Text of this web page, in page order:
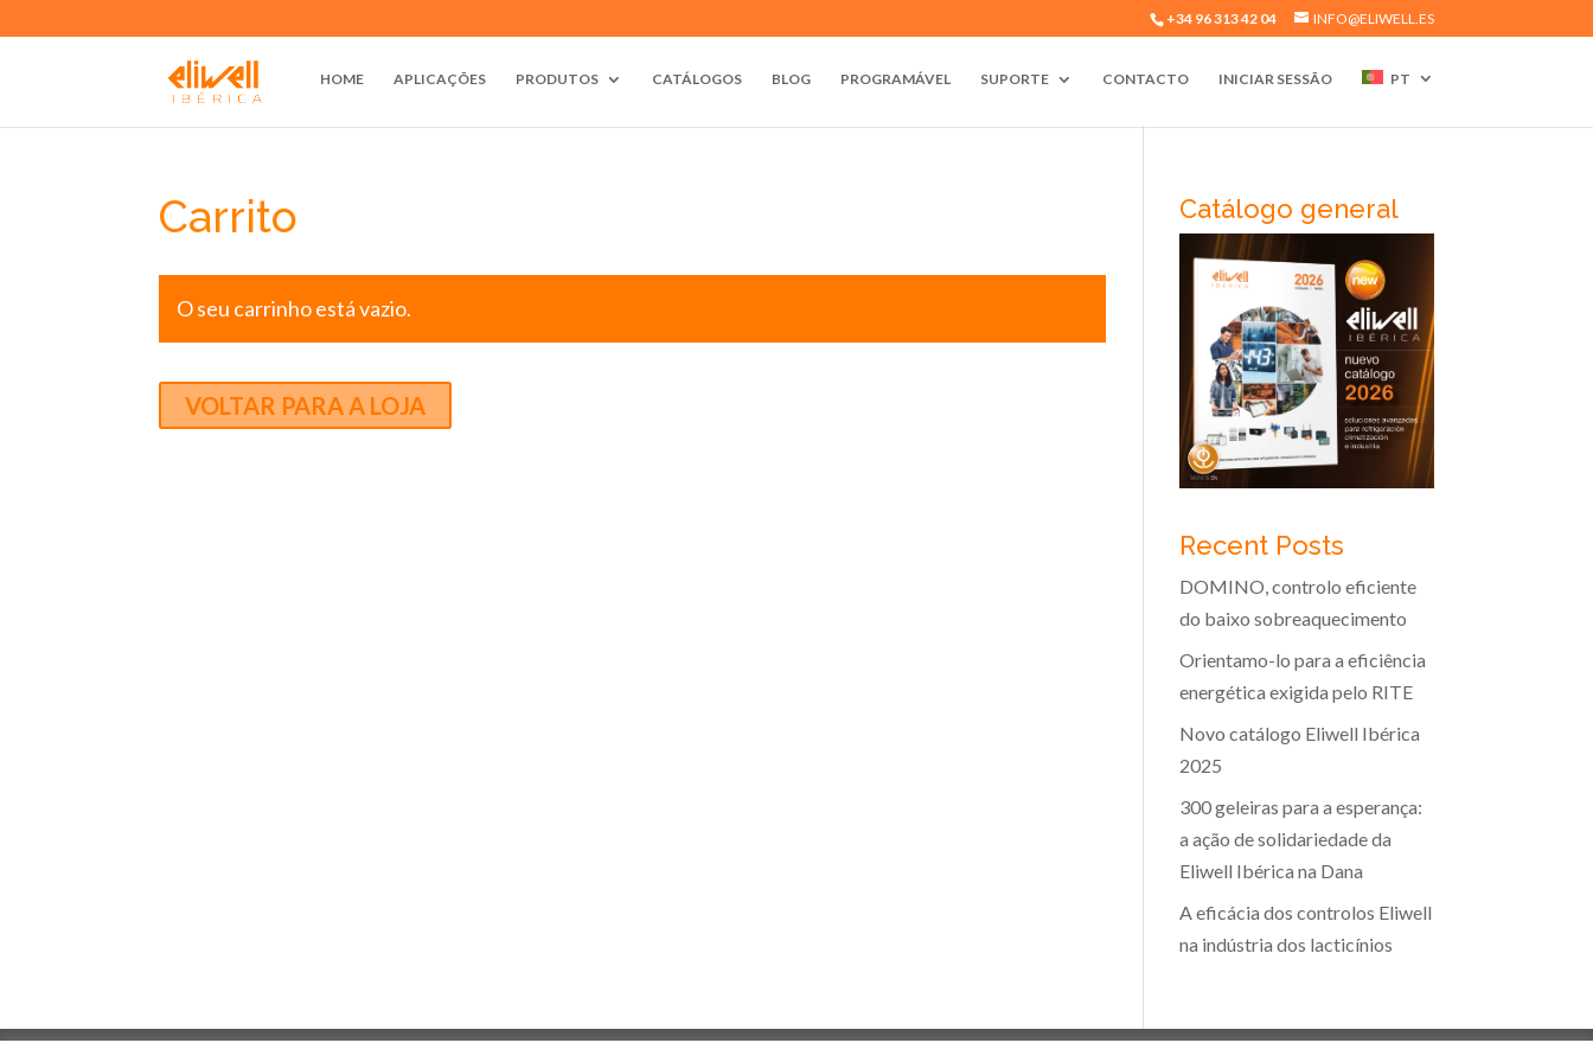
+34 96 313 42 04 INFO@ELIWELL.ES
HOME APLICAÇÕES PRODUTOS CATÁLOGOS BLOG PROGRAMÁVEL SUPORTE CONTACTO INICIAR SESSÃO PT
Carrito
O seu carrinho está vazio.
VOLTAR PARA A LOJA
Catálogo general
Recent Posts
DOMINO, controlo eficiente
do baixo sobreaquecimento
Orientamo-lo para a eficiência
energética exigida pelo RITE
Novo catálogo Eliwell Ibérica
2025
300 geleiras para a esperança:
a ação de solidariedade da
Eliwell Ibérica na Dana
A eficácia dos controlos Eliwell
na indústria dos lacticínios